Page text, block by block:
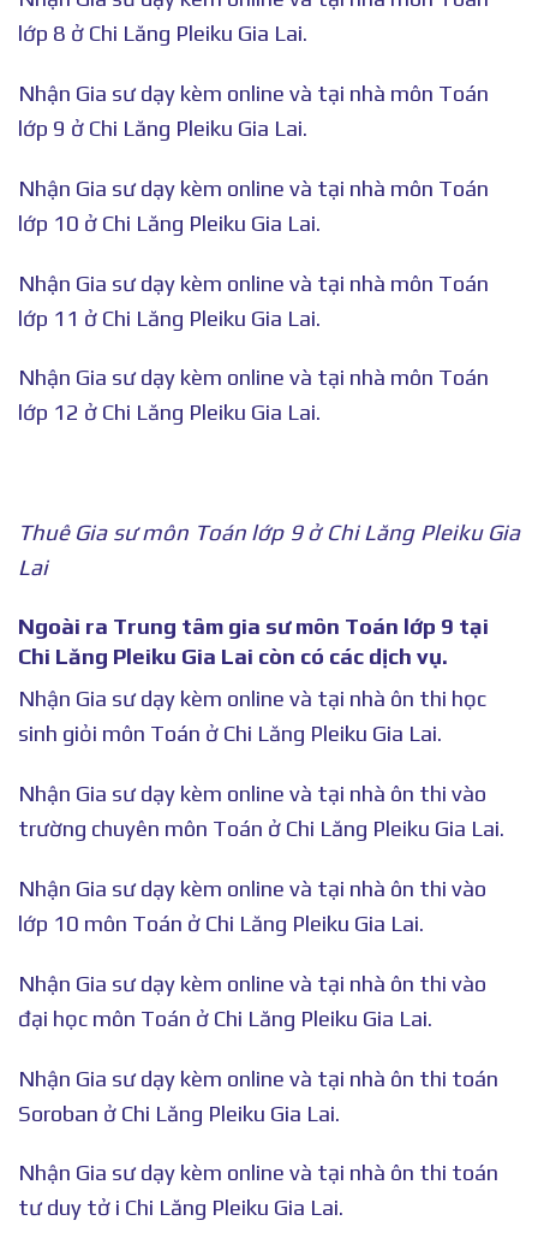
lớp 8 ở Chi Lăng Pleiku Gia Lai.
Nhận Gia sư dạy kèm online và tại nhà môn Toán
lớp 9 ở Chi Lăng Pleiku Gia Lai.
Nhận Gia sư dạy kèm online và tại nhà môn Toán
lớp 10 ở Chi Lăng Pleiku Gia Lai.
Nhận Gia sư dạy kèm online và tại nhà môn Toán
lớp 11 ở Chi Lăng Pleiku Gia Lai.
Nhận Gia sư dạy kèm online và tại nhà môn Toán
lớp 12 ở Chi Lăng Pleiku Gia Lai.
Thuê Gia sư môn Toán lớp 9 ở Chi Lăng Pleiku Gia
Lai
Ngoài ra Trung tâm gia sư môn Toán lớp 9 tại
Chi Lăng Pleiku Gia Lai còn có các dịch vụ.
Nhận Gia sư dạy kèm online và tại nhà ôn thi học
sinh giỏi môn Toán ở Chi Lăng Pleiku Gia Lai.
Nhận Gia sư dạy kèm online và tại nhà ôn thi vào
trường chuyên môn Toán ở Chi Lăng Pleiku Gia Lai.
Nhận Gia sư dạy kèm online và tại nhà ôn thi vào
lớp 10 môn Toán ở Chi Lăng Pleiku Gia Lai.
Nhận Gia sư dạy kèm online và tại nhà ôn thi vào
đại học môn Toán ở Chi Lăng Pleiku Gia Lai.
Nhận Gia sư dạy kèm online và tại nhà ôn thi toán
Soroban ở Chi Lăng Pleiku Gia Lai.
Nhận Gia sư dạy kèm online và tại nhà ôn thi toán
tư duy tở i Chi Lăng Pleiku Gia Lai.